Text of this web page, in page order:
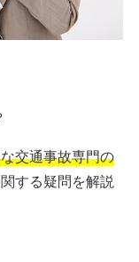
交通事故専門の
する疑問を解説